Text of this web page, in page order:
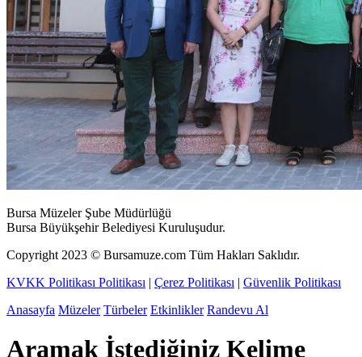
Bursa Müzeler Şube Müdürlüğü
Bursa Büyükşehir Belediyesi Kuruluşudur.
Copyright 2023 © Bursamuze.com Tüm Hakları Saklıdır.
KVKK Politikası Politikası | Çerez Politikası | Güvenlik Politikası
Anasayfa Müzeler Türbeler Etkinlikler Randevu Al
Aramak İstediğiniz Kelime